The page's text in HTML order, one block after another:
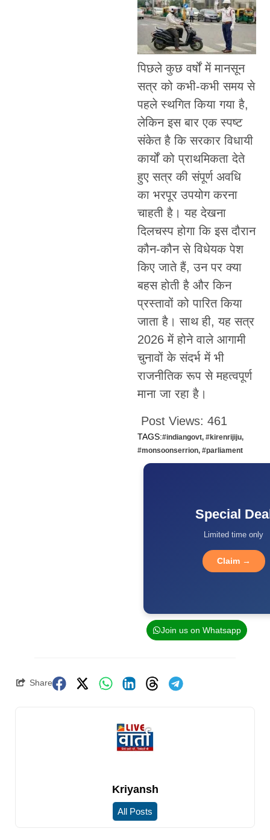
पिछले कुछ वर्षों में मानसून
सत्र को कभी-कभी समय से
पहले स्थगित किया गया है,
लेकिन इस बार एक स्पष्ट
संकेत है कि सरकार विधायी
कार्यों को प्राथमिकता देते
हुए सत्र की संपूर्ण अवधि
का भरपूर उपयोग करना
चाहती है। यह देखना
दिलचस्प होगा कि इस दौरान
कौन-कौन से विधेयक पेश
किए जाते हैं, उन पर क्या
बहस होती है और किन
प्रस्तावों को पारित किया
जाता है। साथ ही, यह सत्र
2026 में होने वाले आगामी
चुनावों के संदर्भ में भी
राजनीतिक रूप से महत्वपूर्ण
माना जा रहा है।
Post Views: 461
TAGS:#indiangovt, #kirenrijiju,
#monsoonserrion, #parliament
Special
Limited time only
Claim →
Join us on Whatsapp
Share
Kriyansh
All Posts